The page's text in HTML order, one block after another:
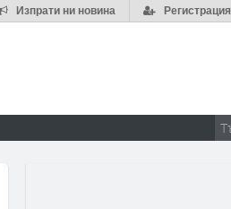
Регистрация
Изпрати ни новина